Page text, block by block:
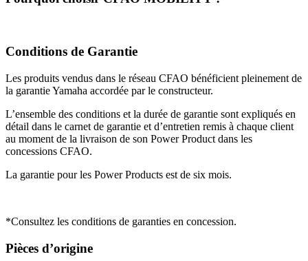
Conditions de Garantie
Les produits vendus dans le réseau CFAO bénéficient pleinement de
la garantie Yamaha accordée par le constructeur.
L’ensemble des conditions et la durée de garantie sont expliqués en
détail dans le carnet de garantie et d’entretien remis à chaque client
au moment de la livraison de son Power Product dans les
concessions CFAO.
La garantie pour les Power Products est de six mois.
*Consultez les conditions de garanties en concession.
Pièces d’origine